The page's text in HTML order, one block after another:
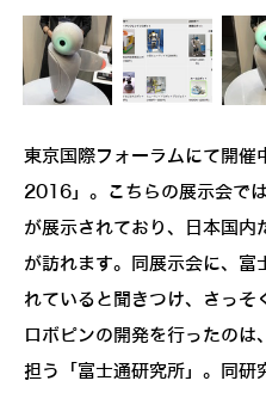
東京国際フォーラムにて開催
2016」。こちらの展示会で
が展示されており、日本国内
が訪れます。同展示会に、富
れていると聞きつけ、さっそ
ロボピンの開発を行ったの
担う「富士通研究所」。同研